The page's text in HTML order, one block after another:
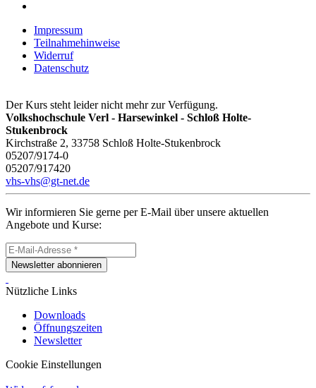
Impressum
Teilnahmehinweise
Widerruf
Datenschutz
Der Kurs steht leider nicht mehr zur Verfügung.
Volkshochschule Verl - Harsewinkel - Schloß Holte-
Stukenbrock
Kirchstraße 2, 33758 Schloß Holte-Stukenbrock
05207/9174-0
05207/917420
vhs-vhs@gt-net.de
Wir informieren Sie gerne per E-Mail über unsere aktuellen
Angebote und Kurse:
Newsletter abonnieren
Nützliche Links
Downloads
Öffnungszeiten
Newsletter
Cookie Einstellungen